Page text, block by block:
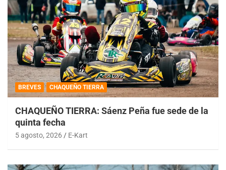
BREVES CHAQUEÑO TIERRA
CHAQUEÑO TIERRA: Sáenz Peña fue sede de la
quinta fecha
5 agosto, 2026 E-Kart